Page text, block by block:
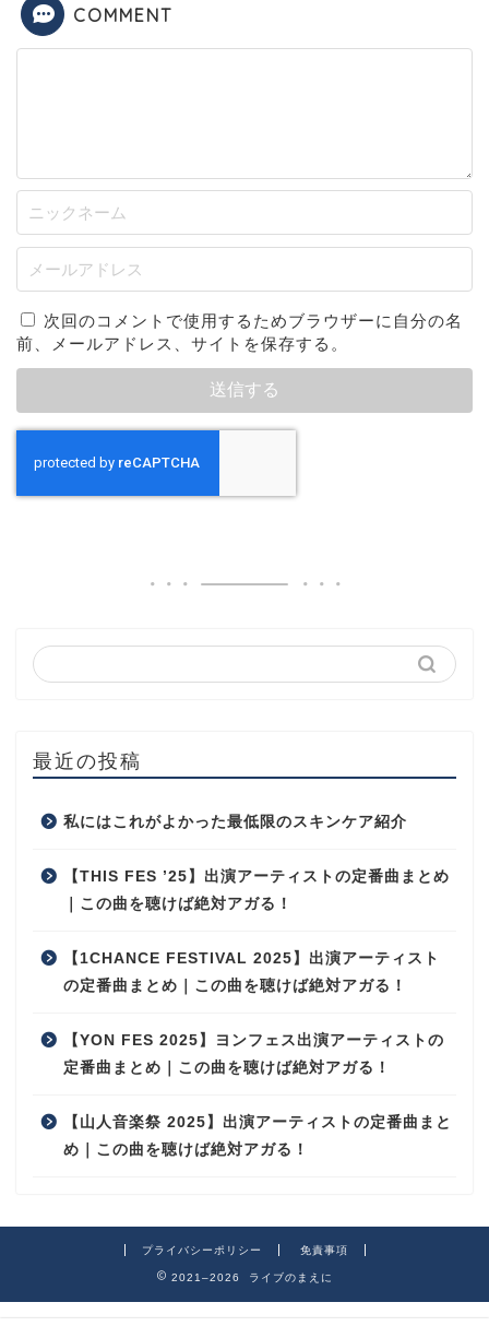
COMMENT
次回のコメントで使用するためブラウザーに自分の名
前、メールアドレス、サイトを保存する。
最近の投稿
私にはこれがよかった最低限のスキンケア紹介
【THIS FES ’25】出演アーティストの定番曲まとめ
｜この曲を聴けば絶対アガる！
【1CHANCE FESTIVAL 2025】出演アーティスト
の定番曲まとめ｜この曲を聴けば絶対アガる！
【YON FES 2025】ヨンフェス出演アーティストの
定番曲まとめ｜この曲を聴けば絶対アガる！
【山人音楽祭 2025】出演アーティストの定番曲まと
め｜この曲を聴けば絶対アガる！
プライバシーポリシー 免責事項
2021–2026 ライブのまえに